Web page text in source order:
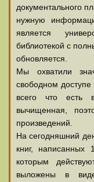
документального
нужную
является
библиотекой с
обновляется.
Мы охватили
свободном
всего что есть
вычищенная,
произведений.
На сегодняшний
книг, написанных
которым
выложены в